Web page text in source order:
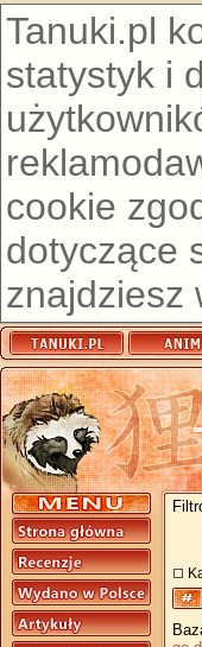
Tanuki.pl
statystyk i
cookie
dotyczące
znajdziesz